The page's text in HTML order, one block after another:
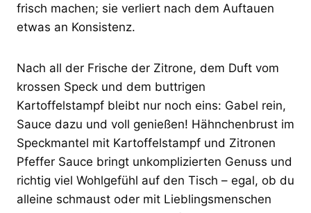
frisch machen; sie verliert nach dem Auftauen
etwas an Konsistenz.
Nach all der Frische der Zitrone, dem Duft vom
krossen Speck und dem buttrigen
Kartoffelstampf bleibt nur noch eins: Gabel rein,
Sauce dazu und voll genießen! Hähnchenbrust im
Speckmantel mit Kartoffelstampf und Zitronen
Pfeffer Sauce bringt unkomplizierten Genuss und
richtig viel Wohlgefühl auf den Tisch – egal, ob du
alleine schmaust oder mit Lieblingsmenschen